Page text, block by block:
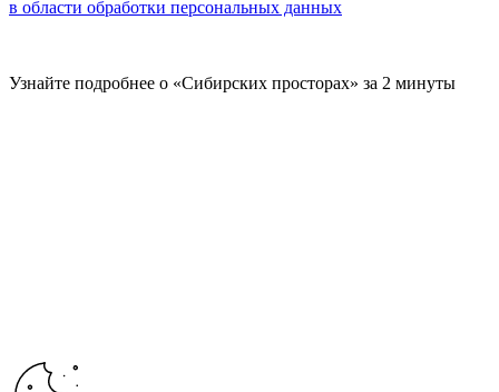
в области обработки персональных данных
Узнайте подробнее о «Сибирских просторах» за 2 минуты